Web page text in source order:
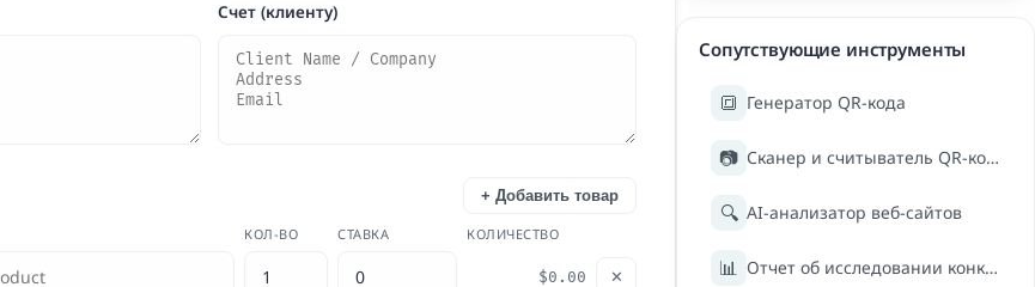
Счет (клиенту)
+ Добавить товар
КОЛ-ВО СТАВКА КОЛИЧЕСТВО
$0.00 ✕
Сопутствующие инструменты
🔳 Генератор QR-кода
📷 Сканер и считыватель QR-кодов
🔍 AI-анализатор веб-сайтов
📊 Отчет об исследовании конкурентов